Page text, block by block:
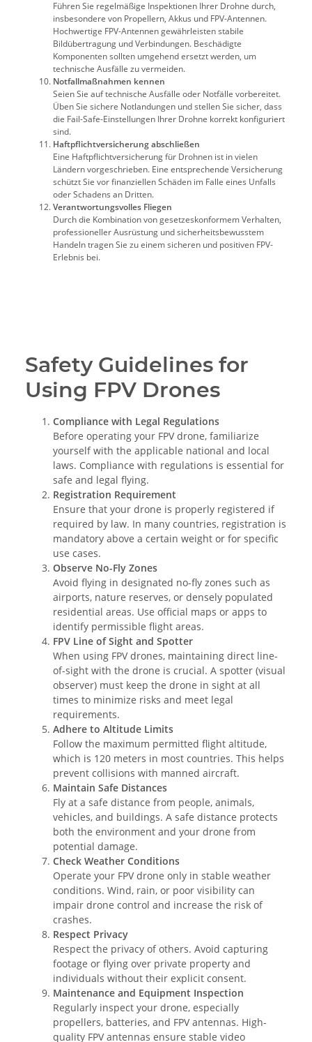
Führen Sie regelmäßige Inspektionen Ihrer Drohne durch,
insbesondere von Propellern, Akkus und FPV-Antennen.
Hochwertige FPV-Antennen gewährleisten stabile
Bildübertragung und Verbindungen. Beschädigte
Komponenten sollten umgehend ersetzt werden, um
technische Ausfälle zu vermeiden.
Notfallmaßnahmen kennen
Seien Sie auf technische Ausfälle oder Notfälle vorbereitet.
Üben Sie sichere Notlandungen und stellen Sie sicher, dass
die Fail-Safe-Einstellungen Ihrer Drohne korrekt konfiguriert
sind.
Haftpflichtversicherung abschließen
Eine Haftpflichtversicherung für Drohnen ist in vielen
Ländern vorgeschrieben. Eine entsprechende Versicherung
schützt Sie vor finanziellen Schäden im Falle eines Unfalls
oder Schadens an Dritten.
Verantwortungsvolles Fliegen
Durch die Kombination von gesetzeskonformem Verhalten,
professioneller Ausrüstung und sicherheitsbewusstem
Handeln tragen Sie zu einem sicheren und positiven FPV-
Erlebnis bei.
Safety Guidelines for
Using FPV Drones
Compliance with Legal Regulations
Before operating your FPV drone, familiarize
yourself with the applicable national and local
laws. Compliance with regulations is essential for
safe and legal flying.
Registration Requirement
Ensure that your drone is properly registered if
required by law. In many countries, registration is
mandatory above a certain weight or for specific
use cases.
Observe No-Fly Zones
Avoid flying in designated no-fly zones such as
airports, nature reserves, or densely populated
residential areas. Use official maps or apps to
identify permissible flight areas.
FPV Line of Sight and Spotter
When using FPV drones, maintaining direct line-
of-sight with the drone is crucial. A spotter (visual
observer) must keep the drone in sight at all
times to minimize risks and meet legal
requirements.
Adhere to Altitude Limits
Follow the maximum permitted flight altitude,
which is 120 meters in most countries. This helps
prevent collisions with manned aircraft.
Maintain Safe Distances
Fly at a safe distance from people, animals,
vehicles, and buildings. A safe distance protects
both the environment and your drone from
potential damage.
Check Weather Conditions
Operate your FPV drone only in stable weather
conditions. Wind, rain, or poor visibility can
impair drone control and increase the risk of
crashes.
Respect Privacy
Respect the privacy of others. Avoid capturing
footage or flying over private property and
individuals without their explicit consent.
Maintenance and Equipment Inspection
Regularly inspect your drone, especially
propellers, batteries, and FPV antennas. High-
quality FPV antennas ensure stable video